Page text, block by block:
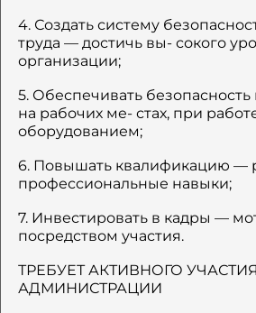
4. Создать систему
труда — достичь вы- сокого
организации;
5. Обеспечивать безопасность
на рабочих ме- стах, при
оборудованием;
6. Повышать квалификацию —
профессиональные навыки;
7. Инвестировать в кадры —
посредством участия.
ТРЕБУЕТ АКТИВНОГО УЧАСТИЯ
АДМИНИСТРАЦИИ